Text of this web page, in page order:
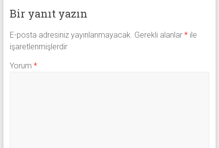
Bir yanıt yazın
E-posta adresiniz yayınlanmayacak. Gerekli alanlar *ile
işaretlenmişlerdir
Yorum *